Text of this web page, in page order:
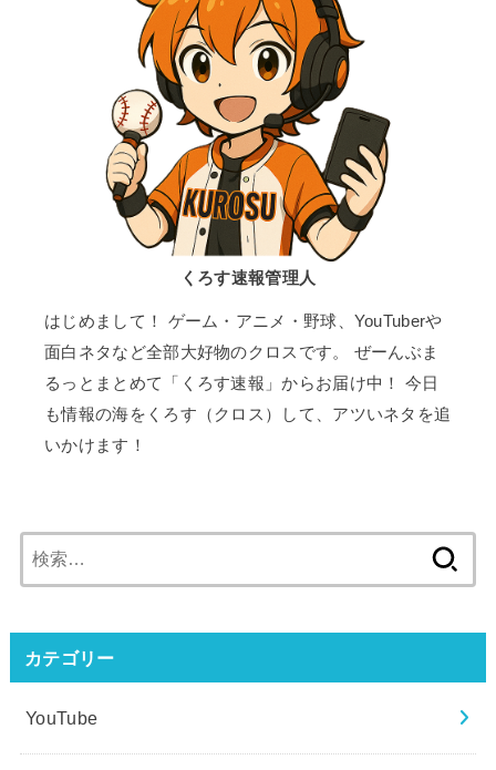
くろす速報管理人
はじめまして！ ゲーム・アニメ・野球、YouTuberや
面白ネタなど全部大好物のクロスです。 ぜーんぶま
るっとまとめて「くろす速報」からお届け中！ 今日
も情報の海をくろす（クロス）して、アツいネタを追
いかけます！
索:
カテゴリー
YouTube